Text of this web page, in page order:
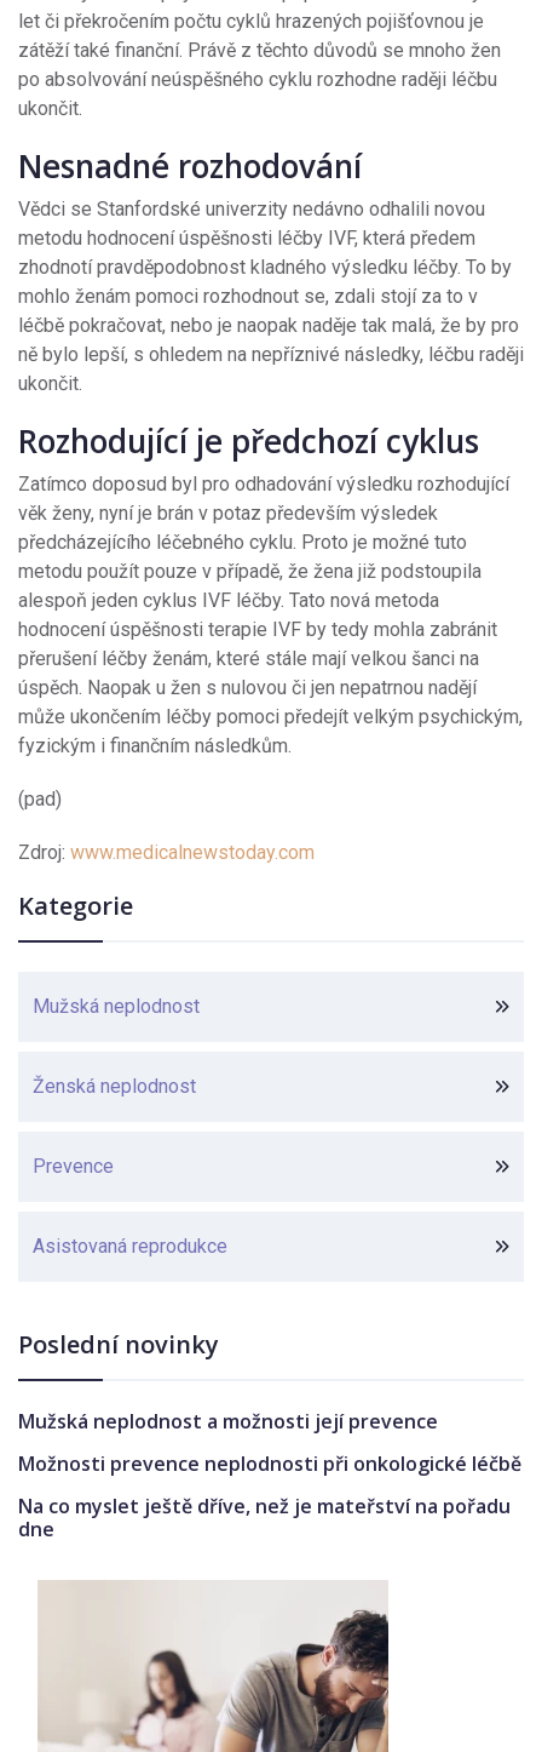
let či překročením počtu cyklů hrazených pojišťovnou je
zátěží také finanční. Právě z těchto důvodů se mnoho žen
po absolvování neúspěšného cyklu rozhodne raději léčbu
ukončit.
Nesnadné rozhodování
Vědci se Stanfordské univerzity nedávno odhalili novou
metodu hodnocení úspěšnosti léčby IVF, která předem
zhodnotí pravděpodobnost kladného výsledku léčby. To by
mohlo ženám pomoci rozhodnout se, zdali stojí za to v
léčbě pokračovat, nebo je naopak naděje tak malá, že by pro
ně bylo lepší, s ohledem na nepříznivé následky, léčbu raději
ukončit.
Rozhodující je předchozí cyklus
Zatímco doposud byl pro odhadování výsledku rozhodující
věk ženy, nyní je brán v potaz především výsledek
předcházejícího léčebného cyklu. Proto je možné tuto
metodu použít pouze v případě, že žena již podstoupila
alespoň jeden cyklus IVF léčby. Tato nová metoda
hodnocení úspěšnosti terapie IVF by tedy mohla zabránit
přerušení léčby ženám, které stále mají velkou šanci na
úspěch. Naopak u žen s nulovou či jen nepatrnou nadějí
může ukončením léčby pomoci předejít velkým psychickým,
fyzickým i finančním následkům.
(pad)
Zdroj: www.medicalnewstoday.com
Kategorie
Mužská neplodnost
Ženská neplodnost
Prevence
Asistovaná reprodukce
Poslední novinky
Mužská neplodnost a možnosti její prevence
Možnosti prevence neplodnosti při onkologické léčbě
Na co myslet ještě dříve, než je mateřství na pořadu
dne